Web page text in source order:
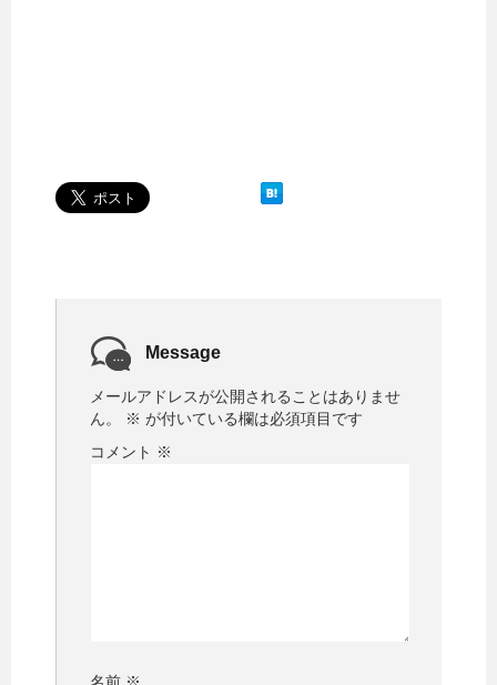
Message
メールアドレスが公開されることはありませ
ん。
※ が付いている欄は必須項目です
コメント ※